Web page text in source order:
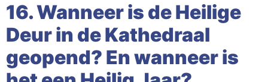
16. Wanneer is de Heilige
Deur in de Kathedraal
geopend? En wanneer is